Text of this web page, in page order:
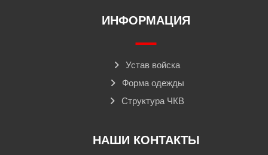
ИНФОРМАЦИЯ
Устав войска
Форма одежды
Структура ЧКВ
НАШИ КОНТАКТЫ